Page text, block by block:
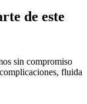
de este
sin compromiso
fluida